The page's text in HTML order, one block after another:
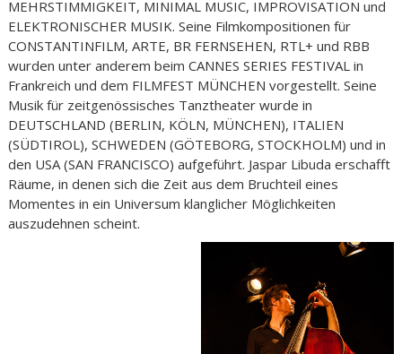
MEHRSTIMMIGKEIT, MINIMAL MUSIC, IMPROVISATION und
ELEKTRONISCHER MUSIK. Seine Filmkompositionen für
CONSTANTINFILM, ARTE, BR FERNSEHEN, RTL+ und RBB
wurden unter anderem beim CANNES SERIES FESTIVAL in
Frankreich und dem FILMFEST MÜNCHEN vorgestellt. Seine
Musik für zeitgenössisches Tanztheater wurde in
DEUTSCHLAND (BERLIN, KÖLN, MÜNCHEN), ITALIEN
(SÜDTIROL), SCHWEDEN (GÖTEBORG, STOCKHOLM) und in
den USA (SAN FRANCISCO) aufgeführt. Jaspar Libuda erschafft
Räume, in denen sich die Zeit aus dem Bruchteil eines
Momentes in ein Universum klanglicher Möglichkeiten
auszudehnen scheint.